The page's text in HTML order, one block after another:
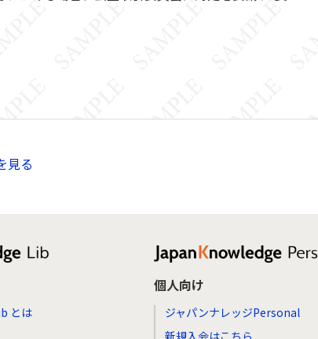
見る
とは
個人向け
ジャパンナレッジPersonal
新規入会はこちら